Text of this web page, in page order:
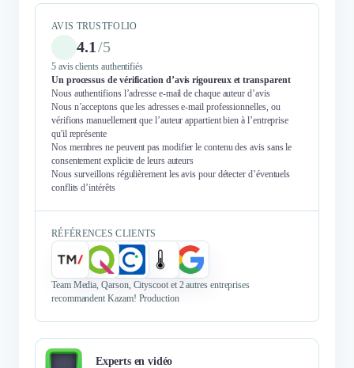
AVIS TRUSTFOLIO
4.1 /5
5 avis clients authentifiés
Un processus de vérification d’avis rigoureux et transparent
Nous authentifions l’adresse e-mail de chaque auteur d’avis
Nous n’acceptons que les adresses e-mail professionnelles, ou
vérifions manuellement que l’auteur appartient bien à l’entreprise
qu'il représente
Nos membres ne peuvent pas modifier le contenu des avis sans le
consentement explicite de leurs auteurs
Nous surveillons régulièrement les avis pour détecter d’éventuels
conflits d’intérêts
RÉFÉRENCES CLIENTS
Team Media, Qarson, Cityscoot et 2 autres entreprises
recommandent Kazam! Production
Experts en vidéo